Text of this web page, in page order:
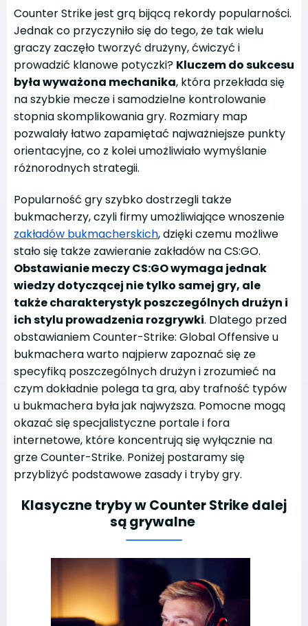
Counter Strike jest grą bijącą rekordy popularności.
Jednak co przyczyniło się do tego, że tak wielu
graczy zaczęło tworzyć drużyny, ćwiczyć i
prowadzić klanowe potyczki? Kluczem do sukcesu
była wyważona mechanika, która przekłada się
na szybkie mecze i samodzielne kontrolowanie
stopnia skomplikowania gry. Rozmiary map
pozwalały łatwo zapamiętać najważniejsze punkty
orientacyjne, co z kolei umożliwiało wymyślanie
różnorodnych strategii.
Popularność gry szybko dostrzegli także
bukmacherzy, czyli firmy umożliwiające wnoszenie
zakładów bukmacherskich, dzięki czemu możliwe
stało się także zawieranie zakładów na CS:GO.
Obstawianie meczy CS:GO wymaga jednak
wiedzy dotyczącej nie tylko samej gry, ale
także charakterystyk poszczególnych drużyn i
ich stylu prowadzenia rozgrywki. Dlatego przed
obstawianiem Counter-Strike: Global Offensive u
bukmachera warto najpierw zapoznać się ze
specyfiką poszczególnych drużyn i zrozumieć na
czym dokładnie polega ta gra, aby trafność typów
u bukmachera była jak najwyższa. Pomocne mogą
okazać się specjalistyczne portale i fora
internetowe, które koncentrują się wyłącznie na
grze Counter-Strike. Poniżej postaramy się
przybliżyć podstawowe zasady i tryby gry.
Klasyczne tryby w Counter Strike dalej
są grywalne